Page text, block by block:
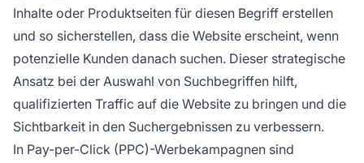
Inhalte oder Produktseiten für diesen Begriff erstellen
und so sicherstellen, dass die Website erscheint, wenn
potenzielle Kunden danach suchen. Dieser strategische
Ansatz bei der Auswahl von Suchbegriffen hilft,
qualifizierten Traffic auf die Website zu bringen und die
Sichtbarkeit in den Suchergebnissen zu verbessern.
In Pay-per-Click (PPC)-Werbekampagnen sind